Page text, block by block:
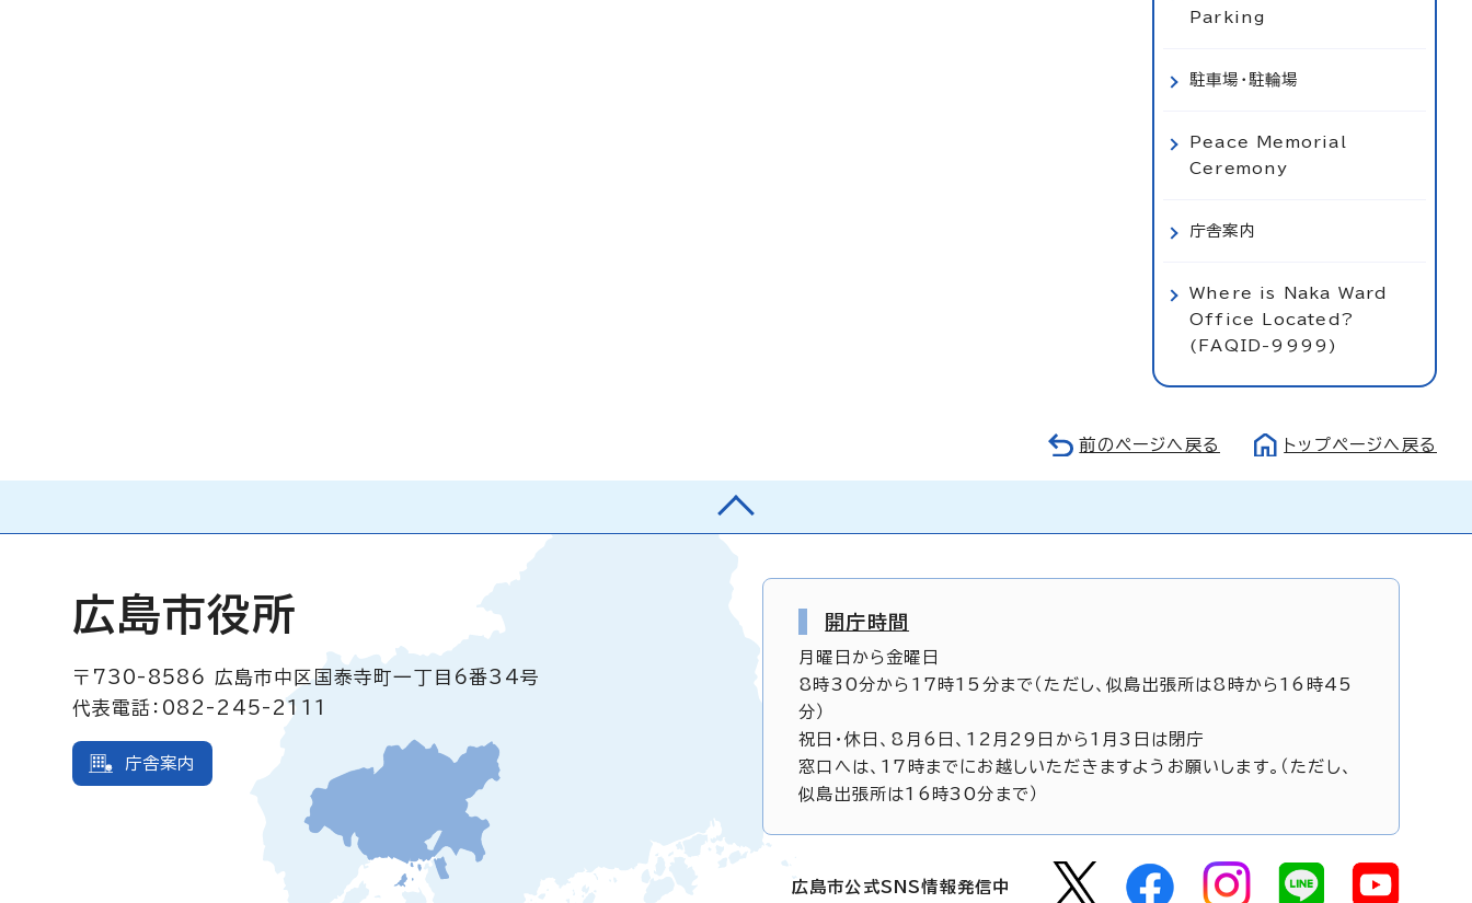
Parking
駐車場・駐輪場
Peace Memorial
Ceremony
庁舎案内
Where is Naka Ward
Office Located?
(FAQID-9999)
前のページへ戻る トップページへ戻る
広島市役所
〒730-8586
広島市中区国泰寺町一丁目6番34号
代表電話：082-245-2111
庁舎案内
開庁時間
月曜日から金曜日
8時30分から17時15分まで（ただし、似島出張所は8時から16時45
分）
祝日・休日、8月6日、12月29日から1月3日は閉庁
窓口へは、17時までにお越しいただきますようお願いします。（ただし、
似島出張所は16時30分まで）
広島市公式SNS情報発信中